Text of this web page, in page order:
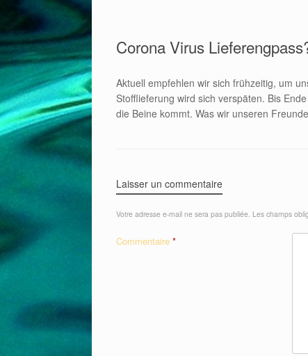
Corona Virus
Aktuell empfehlen wir sich frühzeitig, um
Stofflieferung wird sich verspäten. Bis
die Beine kommt. Was wir unseren
Laisser un commentaire
Votre adresse e-mail ne sera pas publiée. Les champs
Commentaire *